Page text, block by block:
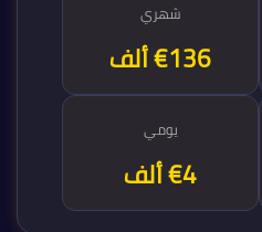
شهري
€136 ألف
يومي
€4 ألف